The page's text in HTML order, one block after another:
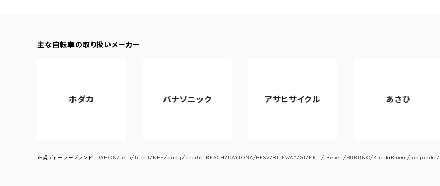
主な自転車の取り扱いメーカー
ホダカ パナソニック アサヒサイクル
正規ディーラーブランド: DAHON/Tern/Tyrell/KHS/birdy/pacific REACH/DAYTONA/BESV/RITEWAY/GT/FELT/ Beneli/BURUNO/KhodaBloom/tokyobike/